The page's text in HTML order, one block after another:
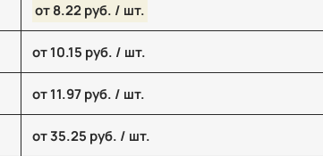
от 8.22 руб. / шт.
от 10.15 руб. / шт.
от 11.97 руб. / шт.
от 35.25 руб. / шт.